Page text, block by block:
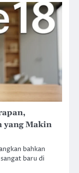
yang Makin
bahkan
baru di